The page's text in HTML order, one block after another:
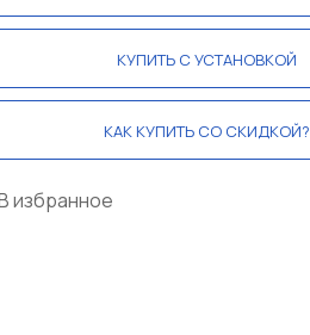
КУПИТЬ С УСТАНОВКОЙ
КАК КУПИТЬ СО СКИДКОЙ?
избранное